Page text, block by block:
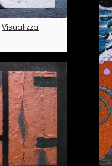
Visualizza